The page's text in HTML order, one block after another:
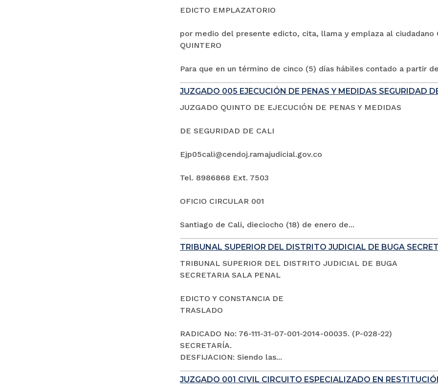
EDICTO EMPLAZATORIO
por medio del presente edicto, cita, llama y emplaza al ciudadano
QUINTERO
Para que en un término de cinco (5) días hábiles contado a partir
JUZGADO 005 EJECUCIÓN DE PENAS Y MEDIDAS SEGURIDAD
JUZGADO QUINTO DE EJECUCIÓN DE PENAS Y MEDIDAS
DE SEGURIDAD DE CALI
Ejp05cali@cendoj.ramajudicial.gov.co
Tel. 8986868 Ext. 7503
OFICIO CIRCULAR 001
Santiago de Cali, dieciocho (18) de enero de...
TRIBUNAL SUPERIOR DEL DISTRITO JUDICIAL DE BUGA
TRIBUNAL SUPERIOR DEL DISTRITO JUDICIAL DE BUGA
SECRETARIA SALA PENAL
EDICTO Y CONSTANCIA DE
TRASLADO
RADICADO No: 76-111-31-07-001-2014-00035. (P-028-22)
SECRETARÍA.
DESFIJACION: Siendo las...
JUZGADO 001 CIVIL CIRCUITO ESPECIALIZADO EN